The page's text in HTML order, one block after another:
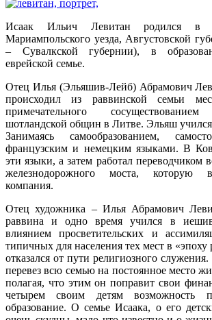
Исаак Ильич Левитан родился в
Мариампольского уезда, Августовской
– Сувалкской губернии), в
еврейской семье.
Отец Илья (Эльяшив-Лейб) Абрамович
происходил из раввинской семьи
примечательного
шотландской общин в Литве. Эльяш
Занимаясь самообразованием,
французским и немецким языками. В
эти языки, а затем работал переводчиком
железнодорожного моста, которую
компания.
Отец художника – Илья Абрамович
раввина и одно время учился в
влиянием просветительских и
типичных для населения тех мест в
отказался от пути религиозного
перевез всю семью на постоянное место
полагая, что этим он поправит свои
четырем своим детям возможность
образование. О семье Исаака, о его